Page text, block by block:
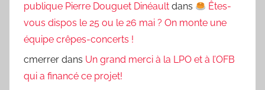
publique Pierre Douguet Dinéault dans
Êtes-
vous dispos le 25 ou le 26 mai ? On monte une
équipe crêpes-concerts !
cmerrer dans Un grand merci à la LPO et à l’OFB
qui a financé ce projet!